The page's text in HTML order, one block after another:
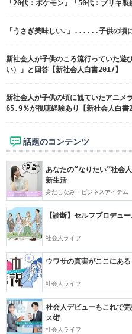
「20代：ポケモン」「50代：ブリキ製
「うさぎ美味しい♪」......子供の頃
新社会人が子供のころ流行っていた遊
い）」と回答【新社会人白書2017】
新社会人が子供の頃に観ていたアニメ
65.9％が視聴経験あり【新社会人白書
話題のコンテンツ
あなたの“なりたい”社会
新生活
身だしなみ・ビジネスアイテム
【診断】セルフプロデュ
社会人ライフ
ウワサの真実がここにあ
社会人ライフ
社会人デビューもこれで
ス術
社会人ライフ